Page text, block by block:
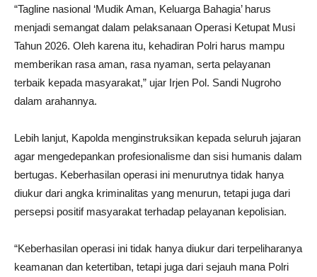
“Tagline nasional ‘Mudik Aman, Keluarga Bahagia’ harus
menjadi semangat dalam pelaksanaan Operasi Ketupat Musi
Tahun 2026. Oleh karena itu, kehadiran Polri harus mampu
memberikan rasa aman, rasa nyaman, serta pelayanan
terbaik kepada masyarakat,” ujar Irjen Pol. Sandi Nugroho
dalam arahannya.
Lebih lanjut, Kapolda menginstruksikan kepada seluruh jajaran
agar mengedepankan profesionalisme dan sisi humanis dalam
bertugas. Keberhasilan operasi ini menurutnya tidak hanya
diukur dari angka kriminalitas yang menurun, tetapi juga dari
persepsi positif masyarakat terhadap pelayanan kepolisian.
“Keberhasilan operasi ini tidak hanya diukur dari terpeliharanya
keamanan dan ketertiban, tetapi juga dari sejauh mana Polri